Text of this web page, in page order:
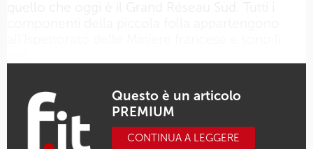
Questo è un articolo
PREMIUM
CONTINUA A LEGGERE